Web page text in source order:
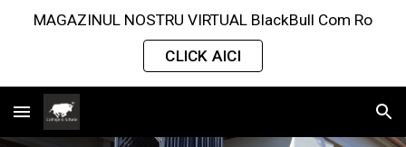
MAGAZINUL NOSTRU VIRTUAL BlackBull Com Ro
CLICK AICI